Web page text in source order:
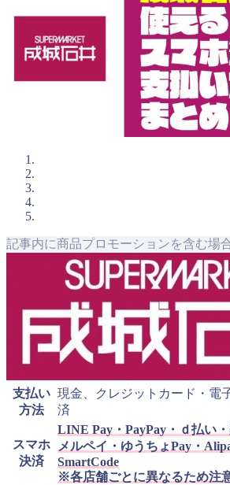
記事内に商品プロモーションを含む場
支払い
方法
現金、クレジットカード・電
済
スマホ
決済
LINE Pay・PayPay・ｄ払い
メルペイ・ゆうちょPay・
SmartCode
※各店舗ごとに異なるため注